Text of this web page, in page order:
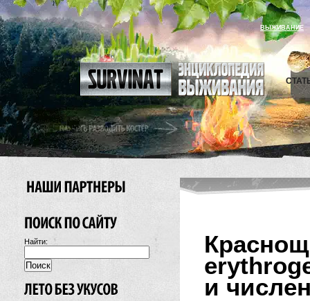
ВЫЖИВАНИЕ
Найти:
и